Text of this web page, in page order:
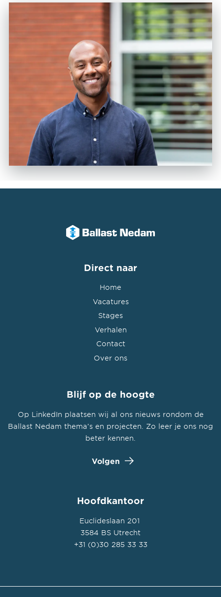
Direct naar
Home
Vacatures
Stages
Verhalen
Contact
Over ons
Blijf op de hoogte
Op LinkedIn plaatsen wij al ons nieuws rondom de
Ballast Nedam thema’s en projecten. Zo leer je ons nog
beter kennen.
Volgen
Hoofdkantoor
Euclideslaan 201
3584 BS Utrecht
+31 (0)30 285 33 33